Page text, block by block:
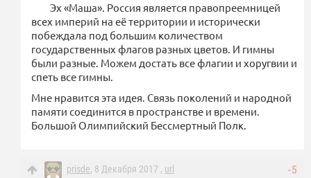
Эх «Маша». Россия является правопреемницей
всех империй на её территории и исторически
побеждала под большим количеством
государственных флагов разных цветов. И гимны
были разные. Можем достать все флагии и хоругвии и
спеть все гимны.
Мне нравится эта идея. Связь поколений и народной
памяти соединится в пространстве и времени.
Большой Олимпийский Бессмертный Полк.
-5
prisde, 8 Декабря 2017 , url